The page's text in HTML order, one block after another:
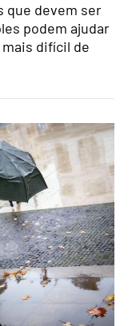
que devem ser
podem ajudar
difícil de